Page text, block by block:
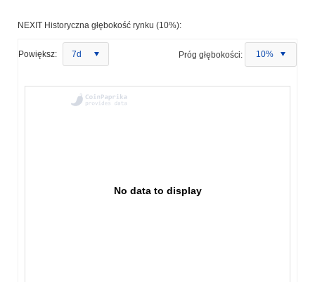
NEXIT Historyczna głębokość rynku (10%):
Powiększ: 7d Próg głębokości: 10%
No data to display